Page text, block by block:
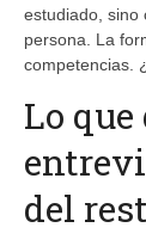
estudiado, sino
persona. La
competencias.
Lo
del